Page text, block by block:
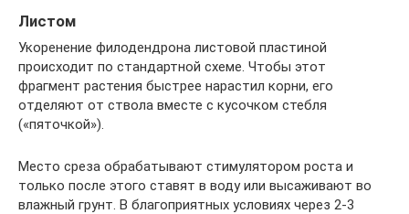
Листом
Укоренение филодендрона листовой пластиной
происходит по стандартной схеме. Чтобы этот
фрагмент растения быстрее нарастил корни, его
отделяют от ствола вместе с кусочком стебля
(«пяточкой»).
Место среза обрабатывают стимулятором роста и
только после этого ставят в воду или высаживают во
влажный грунт. В благоприятных условиях через 2-3